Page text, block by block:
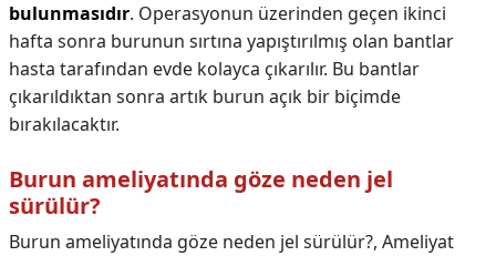
bulunmasıdır. Operasyonun üzerinden geçen ikinci
hafta sonra burunun sırtına yapıştırılmış olan bantlar
hasta tarafından evde kolayca çıkarılır. Bu bantlar
çıkarıldıktan sonra artık burun açık bir biçimde
bırakılacaktır.
Burun ameliyatında göze neden jel
sürülür?
Burun ameliyatında göze neden jel sürülür?, Ameliyat